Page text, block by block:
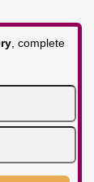
, complete